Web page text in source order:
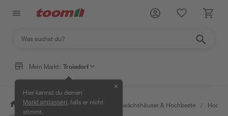
Mein Markt: Troisdorf
Hier kannst du deinen
Markt anpassen , falls er nicht
stimmt.
✕
/ Garten & Freizeit / Anzucht, Gewächshäuser & Hochbeete /